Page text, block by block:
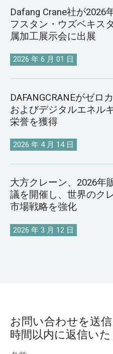
Dafang Crane社が2026
フスタン・ウズベキス
属加工展示会に出展
2026 年 6 月 01 日
DAFANGCRANEがゼロ
およびデジタルエネル
栄誉を獲得
2026 年 4 月 14 日
大方クレーン、2026年
議を開催し、世界のク
市場戦略を強化
2026 年 3 月 12 日
お問い合わせを送
時間以内に返信いた